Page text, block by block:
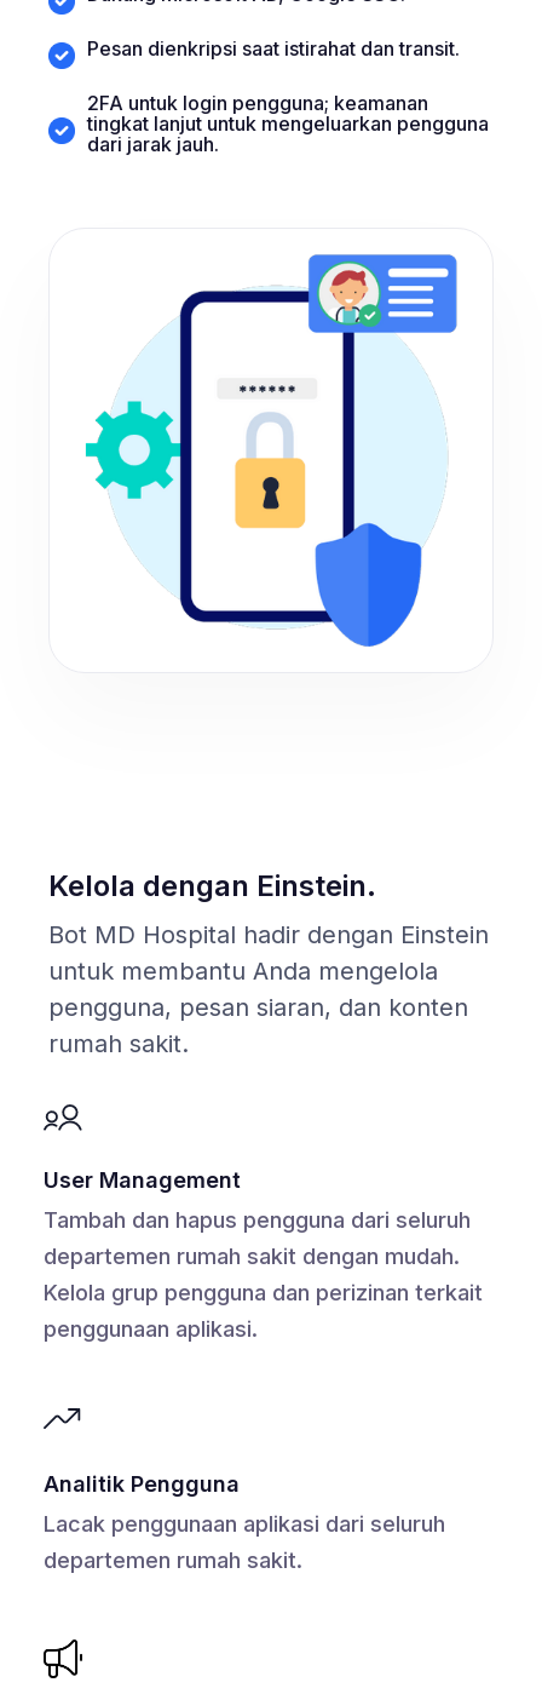
Pesan dienkripsi saat istirahat dan transit.
2FA untuk login pengguna; keamanan
tingkat lanjut untuk mengeluarkan pengguna
dari jarak jauh.
Kelola dengan Einstein.
Bot MD Hospital hadir dengan Einstein
untuk membantu Anda mengelola
pengguna, pesan siaran, dan konten
rumah sakit.
User Management
Tambah dan hapus pengguna dari seluruh
departemen rumah sakit dengan mudah.
Kelola grup pengguna dan perizinan terkait
penggunaan aplikasi.
Analitik Pengguna
Lacak penggunaan aplikasi dari seluruh
departemen rumah sakit.